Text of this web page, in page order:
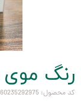
رنگ موی 0.00 سون تایم
کد محصول: 6260235292975-0/00